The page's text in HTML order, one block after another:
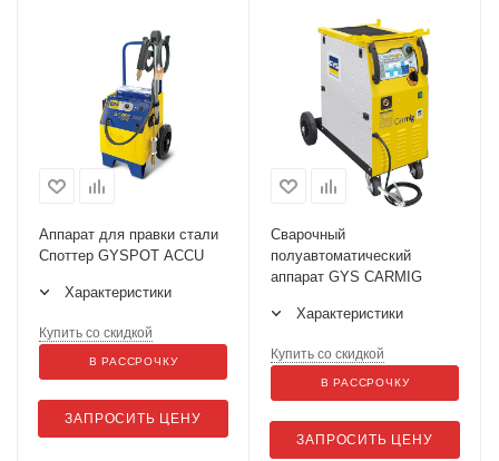
Аппарат для правки стали
Споттер GYSPOT ACCU
Характеристики
ЗАПРОСИТЬ ЦЕНУ
Купить со скидкой
В РАССРОЧКУ
Сварочный
полуавтоматический
аппарат GYS CARMIG
Характеристики
ЗАПРОСИТЬ ЦЕНУ
Купить со скидкой
В РАССРОЧКУ